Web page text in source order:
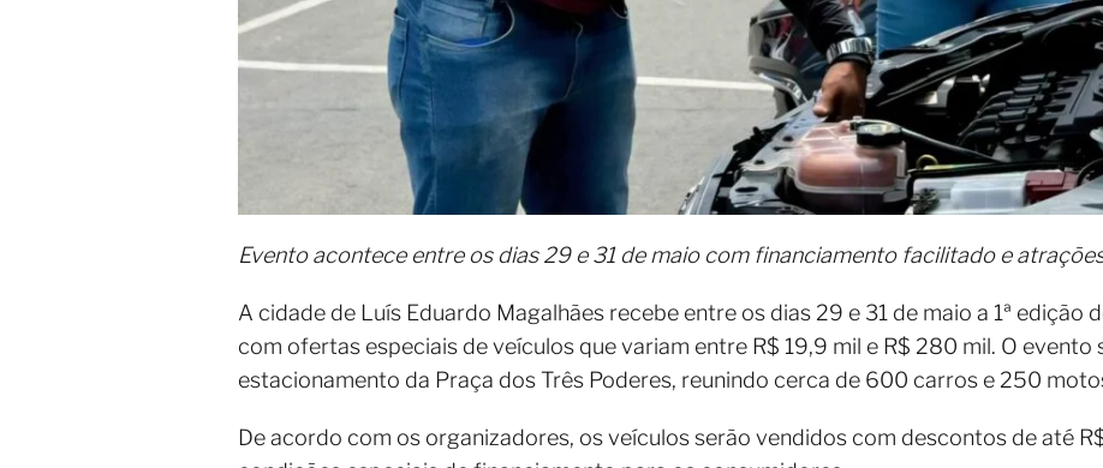
Evento acontece entre os dias 29 e 31 de maio com financiamento facilitado e
A cidade de Luís Eduardo Magalhães recebe entre os dias 29 e 31 de maio a 1ª edição
com ofertas especiais de veículos que variam entre R$ 19,9 mil e R$ 280 mil. O evento
estacionamento da Praça dos Três Poderes, reunindo cerca de 600 carros e 250
De acordo com os organizadores, os veículos serão vendidos com descontos de até